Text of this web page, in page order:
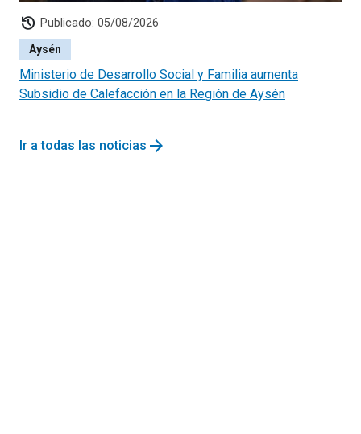
history Publicado: 05/08/2026
Aysén
Ministerio de Desarrollo Social y Familia aumenta
Subsidio de Calefacción en la Región de Aysén
Ir a todas las noticias arrow_forward